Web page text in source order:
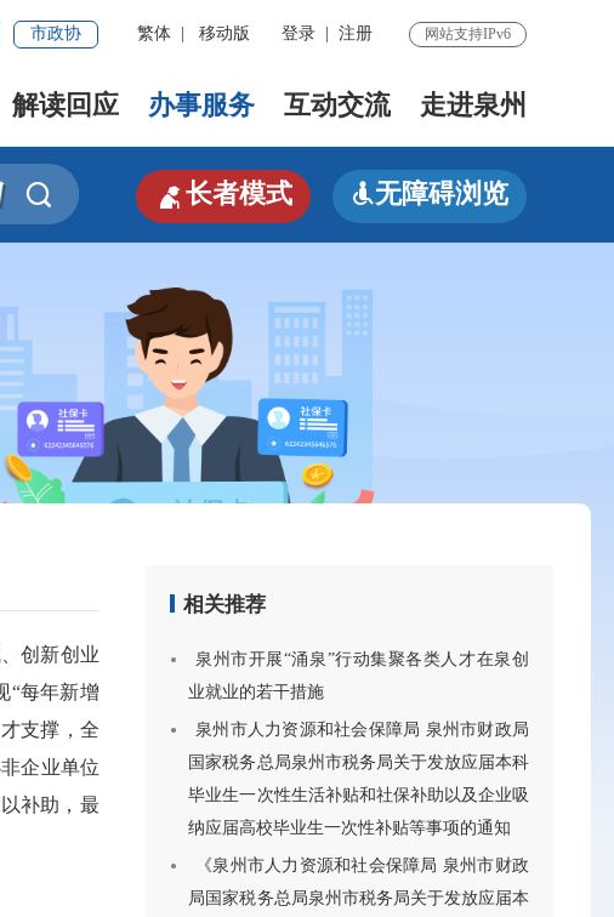
市政协 繁体 移动版 登录 注册 网站支持IPv6
解读回应 办事服务 互动交流 走进泉州
 长者模式 无障碍浏览
创新创业
“每年新增
支撑，全
企业单位
补助，最
相关推荐
泉州市开展“涌泉”行动集聚各类人才在泉创
业就业的若干措施
泉州市人力资源和社会保障局 泉州市财政局
国家税务总局泉州市税务局关于发放应届本科
毕业生一次性生活补贴和社保补助以及企业吸
纳应届高校毕业生一次性补贴等事项的通知
《泉州市人力资源和社会保障局 泉州市财政
局国家税务总局泉州市税务局关于发放应届本